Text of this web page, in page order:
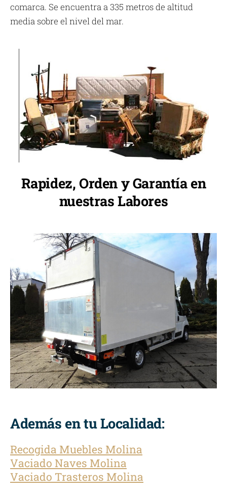
comarca. Se encuentra a 335 metros de altitud
media sobre el nivel del mar.
Rapidez, Orden y Garantía en
nuestras Labores
Además en tu Localidad:
Recogida Muebles Molina
Vaciado Naves Molina
Vaciado Trasteros Molina